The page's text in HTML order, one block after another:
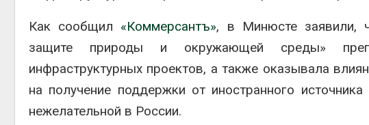
Как сообщил «Коммерсантъ», в Минюсте заявили,
защите природы и окружающей среды»
инфраструктурных проектов, а также оказывала
на получение поддержки от иностранного
нежелательной в России.